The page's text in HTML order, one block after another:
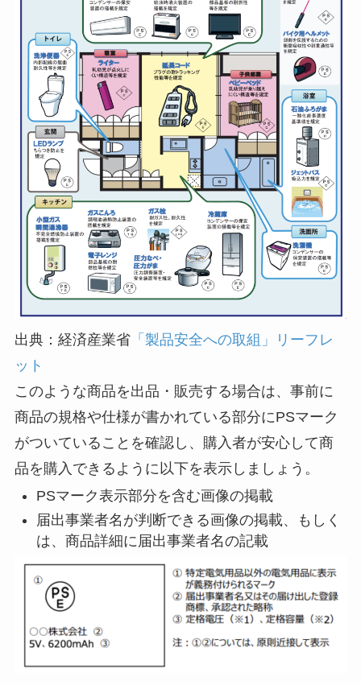
出典：経済産業省「製品安全への取組」リーフレ
ット
このような商品を出品・販売する場合は、事前に
商品の規格や仕様が書かれている部分にPSマーク
がついていることを確認し、購入者が安心して商
品を購入できるように以下を表示しましょう。
PSマーク表示部分を含む画像の掲載
届出事業者名が判断できる画像の掲載、もしく
は、商品詳細に届出事業者名の記載